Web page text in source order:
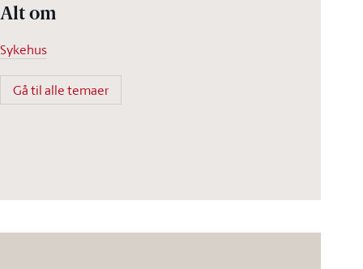
Alt om
Sykehus
Gå til alle temaer